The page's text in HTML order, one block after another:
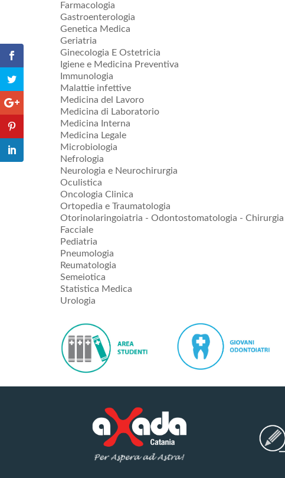
Farmacologia
Gastroenterologia
Genetica Medica
Geriatria
Ginecologia E Ostetricia
Igiene e Medicina Preventiva
Immunologia
Malattie infettive
Medicina del Lavoro
Medicina di Laboratorio
Medicina Interna
Medicina Legale
Microbiologia
Nefrologia
Neurologia e Neurochirurgia
Oculistica
Oncologia Clinica
Ortopedia e Traumatologia
Otorinolaringoiatria - Odontostomatologia -
Facciale
Pediatria
Pneumologia
Reumatologia
Semeiotica
Statistica Medica
Urologia